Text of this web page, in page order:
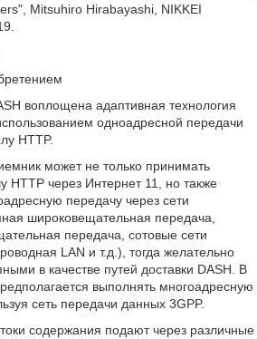
Mitsuhiro Hirabayashi, NIKKEI
воплощена адаптивная технология
одноадресной передачи
HTTP.
может не только принимать
HTTP через Интернет 11, но также
передачу через сети
широковещательная передача,
передача, сотовые сети
LAN и т.д.), тогда желательно
в качестве путей доставки DASH. В
выполнять многоадресную
сеть передачи данных 3GPP.
содержания подают через различные